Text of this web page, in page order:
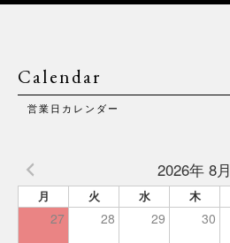
Calendar
営業日カレンダー
2026年 8月
月 火 水 木
27 28 29 30